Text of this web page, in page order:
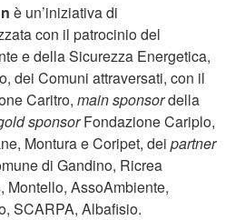
è un’iniziativa di
con il patrocinio del
e della Sicurezza Energetica,
dei Comuni attraversati, con il
Caritro, main sponsordella
sponsorFondazione Cariplo,
Montura e Coripet, dei partner
di Gandino, Ricrea
Montello, AssoAmbiente,
SCARPA, Albafisio.